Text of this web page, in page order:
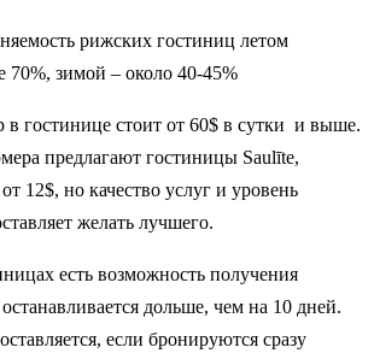
рижских гостиниц летом
70%, зимой – около 40-45%
гостинице стоит от 60$ в сутки и выше.
предлагают гостиницы Saulīte,
12$, но качество услуг и уровень
желать лучшего.
есть возможность получения
дольше, чем на 10 дней.
если бронируются сразу